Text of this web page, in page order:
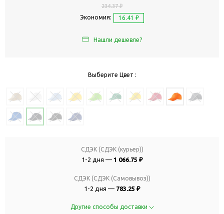
234.37 ₽
Экономия: 16.41 ₽
Нашли дешевле?
Выберите Цвет :
СДЭК (СДЭК (курьер))
1-2 дня — 1 066.75 ₽
СДЭК (СДЭК (Самовывоз))
1-2 дня — 783.25 ₽
Другие способы доставки